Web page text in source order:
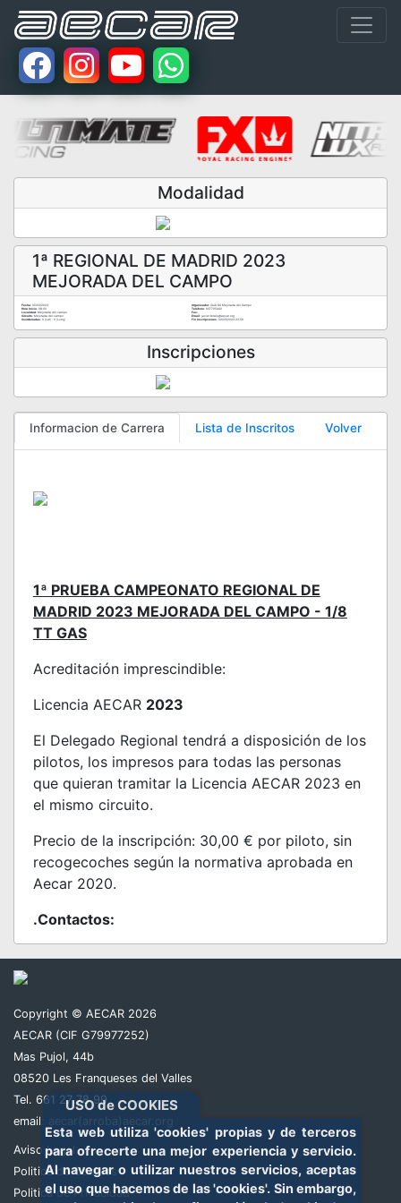
USO de COOKIES
Esta web utiliza 'cookies' propias y de terceros
para ofrecerte una mejor experiencia y servicio.
Al navegar o utilizar nuestros servicios, aceptas
el uso que hacemos de las 'cookies'. Sin embargo,
Modalidad
1ª REGIONAL DE MADRID 2023
MEJORADA DEL CAMPO
Fecha: 05/03/2023 Organizador:
Club RC Mejorada del Campo
Hora Inicio:
Teléfono:
637705442
Localidad:Mejorada del campo
Fax:
Circuito:Mejorada del campo Email:
javier.feralo@aecar.org
Coordenadas:
0 (Lat) - 0 (Long) Fin Inscripciones: 02/03/2023 23:59
Inscripciones
Informacion de Carrera Lista de Inscritos Volver
1ª PRUEBA CAMPEONATO REGIONAL DE
MADRID 2023 MEJORADA DEL CAMPO - 1/8
TT GAS
Acreditación imprescindible:
Licencia AECAR 2023
El Delegado Regional tendrá a disposición de los
pilotos, los impresos para todas las personas
que quieran tramitar la Licencia AECAR 2023 en
el mismo circuito.
Precio de la inscripción: 30,00 € por piloto, sin
recogecoches según la normativa aprobada en
Aecar 2020.
.Contactos:
.Delegado Regional:Javier Fernández Alonso,
Presidente del club. Joaquín Ballesteros. Telef:
637 70 54 42 (clubrcmejorada@hotmail.com)
.Período de inscripción:
El último día para realizar la inscripción es
elJUEVES 2 DE MARZO de 2023 a las 23:59
horas.
*IMPORTANTE:Todos los pilotos deberán estar
Copyright © AECAR 2026
AECAR (CIF G79977252)
Mas Pujol, 44b
08520 Les Franqueses del Valles
Tel. 661 27 78 99
email:
aecar(arroba)aecar.org
Aviso Legal
Politica de Cookies
Politica de Privacidad